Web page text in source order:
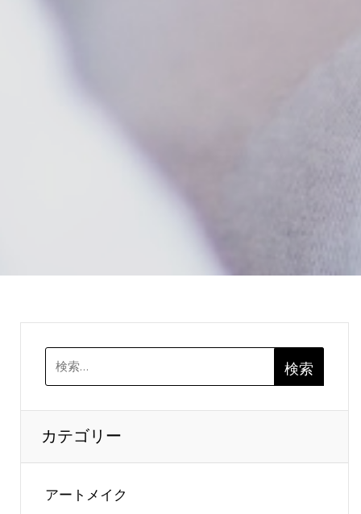
検
索:
カテゴリー
アートメイク